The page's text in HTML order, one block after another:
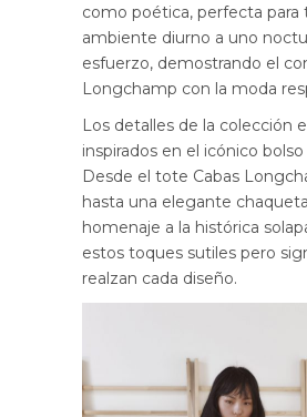
como poética, perfecta para
ambiente diurno a uno
esfuerzo, demostrando el
Longchamp con la moda
Los detalles de la colección
inspirados en el icónico bolso
Desde el tote Cabas
hasta una elegante
homenaje a la histórica
estos toques sutiles pero
realzan cada diseño.